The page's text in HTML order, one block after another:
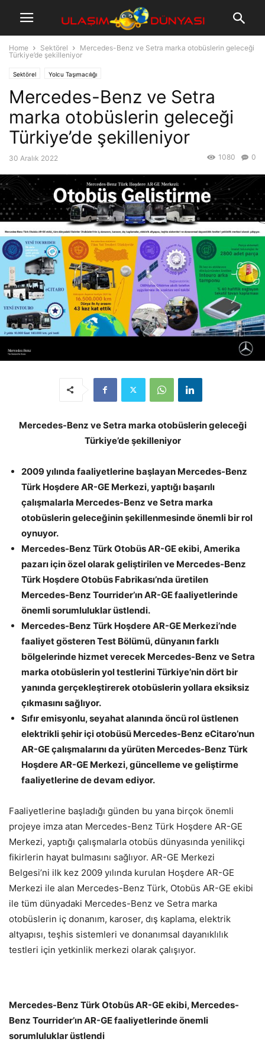
Home Sektörel
Mercedes-Benz ve Setra marka otobüslerin geleceği
Türkiye’de şekilleniyor
Sektörel Yolcu Taşımacılığı
Mercedes-Benz ve Setra
marka otobüslerin geleceği
Türkiye’de şekilleniyor
30 Aralık 2022 0
1080
Mercedes-Benz ve Setra marka otobüslerin geleceği
Türkiye’de şekilleniyor
2009 yılında faaliyetlerine başlayan Mercedes-Benz
Türk Hoşdere AR-GE Merkezi, yaptığı başarılı
çalışmalarla Mercedes-Benz ve Setra marka
otobüslerin geleceğinin şekillenmesinde önemli bir rol
oynuyor.
Mercedes-Benz Türk Otobüs AR-GE ekibi, Amerika
pazarı için özel olarak geliştirilen ve Mercedes-Benz
Türk Hoşdere Otobüs Fabrikası’nda üretilen
Mercedes-Benz Tourrider’ın AR-GE faaliyetlerinde
önemli sorumluluklar üstlendi.
Mercedes-Benz Türk Hoşdere AR-GE Merkezi’nde
faaliyet gösteren Test Bölümü, dünyanın farklı
bölgelerinde hizmet verecek Mercedes-Benz ve Setra
marka otobüslerin yol testlerini Türkiye’nin dört bir
yanında gerçekleştirerek otobüslerin yollara eksiksiz
çıkmasını sağlıyor.
Sıfır emisyonlu, seyahat alanında öncü rol üstlenen
elektrikli şehir içi otobüsü Mercedes-Benz eCitaro’nun
AR-GE çalışmalarını da yürüten Mercedes-Benz Türk
Hoşdere AR-GE Merkezi, güncelleme ve geliştirme
faaliyetlerine de devam ediyor.
Faaliyetlerine başladığı günden bu yana birçok önemli
projeye imza atan Mercedes-Benz Türk Hoşdere AR-GE
Merkezi, yaptığı çalışmalarla otobüs dünyasında yenilikçi
fikirlerin hayat bulmasını sağlıyor. AR-GE Merkezi
Belgesi’ni ilk kez 2009 yılında kurulan Hoşdere AR-GE
Merkezi ile alan Mercedes-Benz Türk, Otobüs AR-GE ekibi
ile tüm dünyadaki Mercedes-Benz ve Setra marka
otobüslerin iç donanım, karoser, dış kaplama, elektrik
altyapısı, teşhis sistemleri ve donanımsal dayanıklılık
testleri için yetkinlik merkezi olarak çalışıyor.
Mercedes-Benz Türk Otobüs AR-GE ekibi, Mercedes-
Benz Tourrider’ın AR-GE faaliyetlerinde önemli
sorumluluklar üstlendi